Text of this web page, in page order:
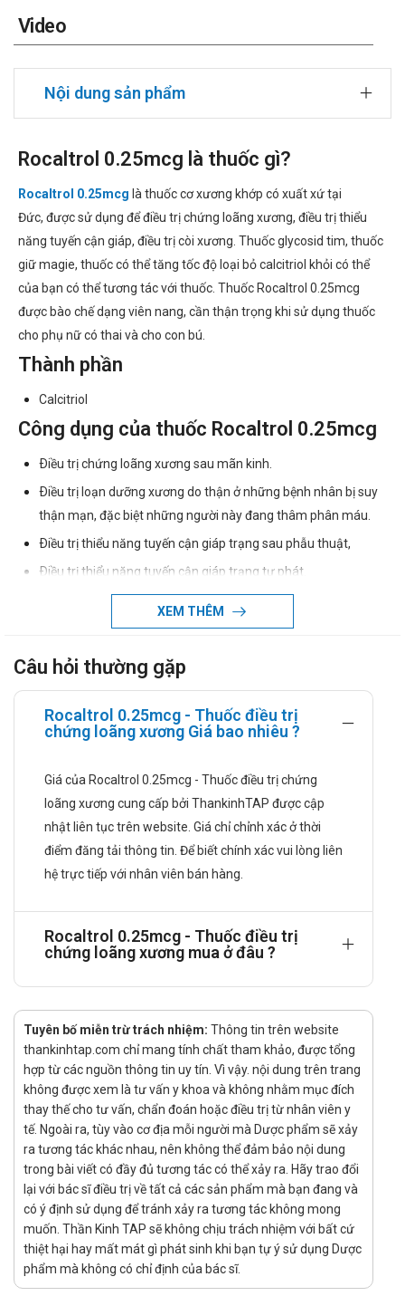
Video
Nội dung sản phẩm
Rocaltrol 0.25mcg là thuốc gì?
Rocaltrol 0.25mcg là thuốc cơ xương khớp có xuất xứ tại
Đức, được sử dụng để điều trị chứng loãng xương, điều trị thiểu
năng tuyến cận giáp, điều trị còi xương. Thuốc glycosid tim, thuốc
giữ magie, thuốc có thể tăng tốc độ loại bỏ calcitriol khỏi có thể
của bạn có thể tương tác với thuốc. Thuốc Rocaltrol 0.25mcg
được bào chế dạng viên nang, cần thận trọng khi sử dụng thuốc
cho phụ nữ có thai và cho con bú.
Thành phần
Calcitriol
Công dụng của thuốc Rocaltrol 0.25mcg
Ðiều trị chứng loãng xương sau mãn kinh.
Ðiều trị loạn dưỡng xương do thận ở những bệnh nhân bị suy
thận mạn, đặc biệt những người này đang thâm phân máu.
Ðiều trị thiểu năng tuyến cận giáp trạng sau phẫu thuật,
Ðiều trị thiểu năng tuyến cận giáp trạng tự phát.
Ðiều trị thiểu năng giả tuyến cận giáp.
Ðiều trị còi xương phụ thuộc vitamin D.
Ðiều trị còi xương kháng vitamin D và giảm phosphat/máu.
Cơ chế tác dụng của thuốc
Dược động học
Nồng độ đỉnh trong huyết tương đạt được trong vòng 2
- 6 giờ sau khi uống một liều duy nhất 0,25-1,0 µg
Rocaltrol.
Phân phối
Trong khi vận chuyển trong máu, calcitriol và những
những protein đặc hiệu của huyết tương.
Chuyển hóa
Calcitriol bị hydroxy hóa và oxy hóa trong thận và gan
CYP24A1.
Thải trừ
Thời gian bán thải của calcitriol trong huyết tương
trong khoảng 5 đến 8 giờ. Tác dụng dược lý của liều
đơn calcitriol kéo dài khoảng 4 ngày. Calcitriol bài tiết
qua mật và có lẽ theo chu trình gan ruột.
Liều dùng và cách dùng:
Liều dùng tham khảo:
Liều lượng Rocaltrol tối ưu hàng ngày cần xác định cẩn
XEM THÊM
Câu hỏi thường gặp
Rocaltrol 0.25mcg - Thuốc điều trị
chứng loãng xương Giá bao nhiêu ?
Giá của Rocaltrol 0.25mcg - Thuốc điều trị chứng
loãng xương cung cấp bởi ThankinhTAP được cập
nhật liên tục trên website. Giá chỉ chỉnh xác ở thời
điểm đăng tải thông tin. Để biết chính xác vui lòng liên
hệ trực tiếp với nhân viên bán hàng.
Rocaltrol 0.25mcg - Thuốc điều trị
chứng loãng xương mua ở đâu ?
Tuyên bố miễn trừ trách nhiệm: Thông tin trên website
thankinhtap.com chỉ mang tính chất tham khảo, được tổng
hợp từ các nguồn thông tin uy tín. Vì vậy. nội dung trên trang
không được xem là tư vấn y khoa và không nhằm mục đích
thay thế cho tư vấn, chẩn đoán hoặc điều trị từ nhân viên y
tế. Ngoài ra, tùy vào cơ địa mỗi người mà Dược phẩm sẽ xảy
ra tương tác khác nhau, nên không thể đảm bảo nội dung
trong bài viết có đầy đủ tương tác có thể xảy ra. Hãy trao đổi
lại với bác sĩ điều trị về tất cả các sản phẩm mà bạn đang và
có ý định sử dụng để tránh xảy ra tương tác không mong
muốn. Thần Kinh TAP sẽ không chịu trách nhiệm với bất cứ
thiệt hại hay mất mát gì phát sinh khi bạn tự ý sử dụng Dược
phẩm mà không có chỉ định của bác sĩ.